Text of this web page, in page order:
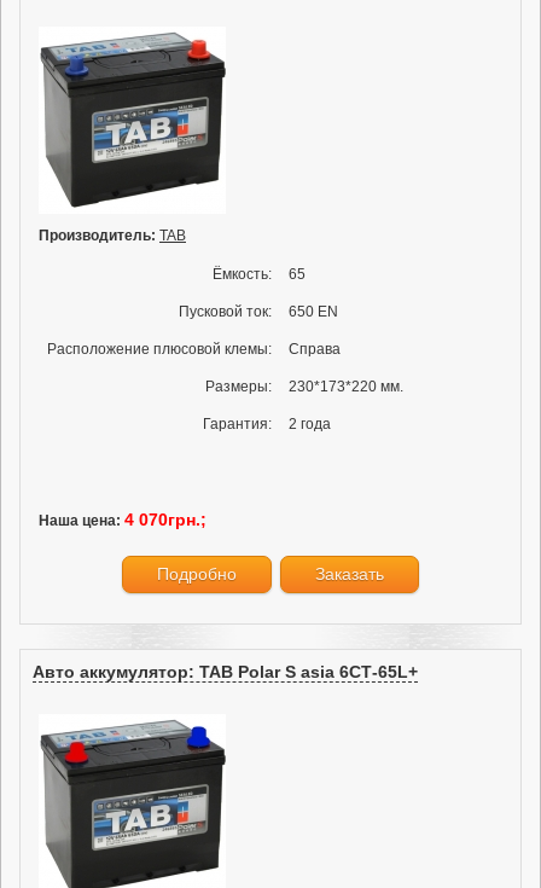
Производитель: TAB
Ёмкость: 65
Пусковой ток: 650 EN
Расположение плюсовой клемы: Справа
Размеры: 230*173*220 мм.
Гарантия: 2 года
Наша цена: 4 070грн.;
Подробно Заказать
Авто аккумулятор: TAB Polar S asia 6СТ-65L+